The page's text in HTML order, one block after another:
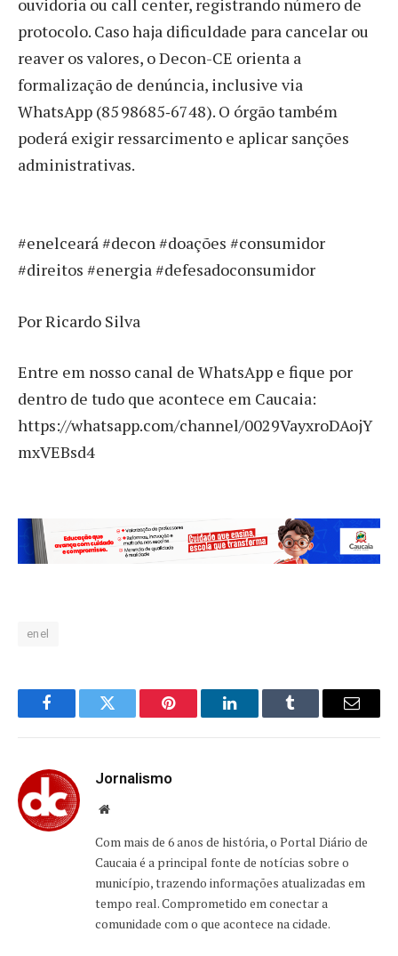
ouvidoria ou call center, registrando número de
protocolo. Caso haja dificuldade para cancelar ou
reaver os valores, o Decon-CE orienta a
formalização de denúncia, inclusive via
WhatsApp (85 98685‑6748). O órgão também
poderá exigir ressarcimento e aplicar sanções
administrativas.
#enelceará #decon #doações #consumidor
#direitos #energia #defesadoconsumidor
Por Ricardo Silva
Entre em nosso canal de WhatsApp e fique por
dentro de tudo que acontece em Caucaia:
https://whatsapp.com/channel/0029VayxroDAojY
mxVEBsd4
enel
FacebookTwitter Pinterest LinkedInTumblr Email
Jornalismo
Website
Com mais de 6 anos de história, o Portal Diário de
Caucaia é a principal fonte de notícias sobre o
município, trazendo informações atualizadas em
tempo real. Comprometido em conectar a
comunidade com o que acontece na cidade.